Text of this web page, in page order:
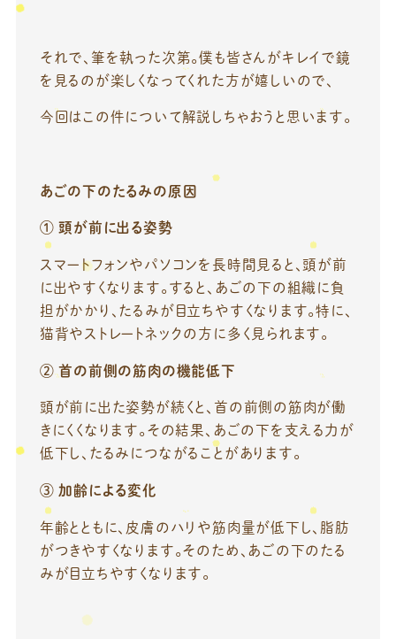
それで、筆を執った次第。僕も皆さんがキレイで鏡
を見るのが楽しくなってくれた方が嬉しいので、
今回はこの件について解説しちゃおうと思います。
あごの下のたるみの原因
① 頭が前に出る姿勢
スマートフォンやパソコンを長時間見ると、頭が前
に出やすくなります。すると、あごの下の組織に負
担がかかり、たるみが目立ちやすくなります。特に、
猫背やストレートネックの方に多く見られます。
② 首の前側の筋肉の機能低下
頭が前に出た姿勢が続くと、首の前側の筋肉が働
きにくくなります。その結果、あごの下を支える力が
低下し、たるみにつながることがあります。
③ 加齢による変化
年齢とともに、皮膚のハリや筋肉量が低下し、脂肪
がつきやすくなります。そのため、あごの下のたる
みが目立ちやすくなります。